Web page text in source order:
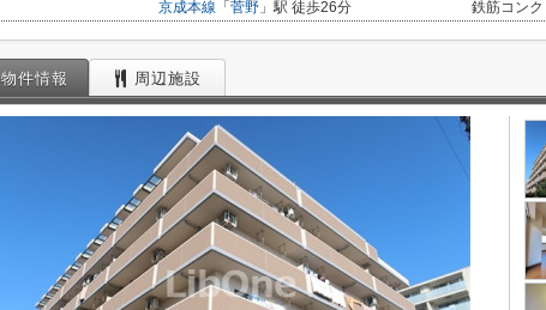
京成本線 「 菅野 」駅 徒歩26分
鉄筋コンク
物件情報 周辺施設